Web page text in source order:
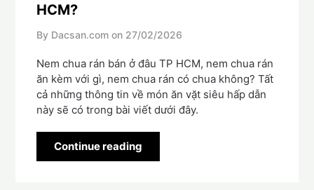
HCM?
By Dacsan.com on 27/02/2026
Nem chua rán bán ở đâu TP HCM, nem chua rán
ăn kèm với gì, nem chua rán có chua không? Tất
cả những thông tin về món ăn vặt siêu hấp dẫn
này sẽ có trong bài viết dưới đây.
Continue reading